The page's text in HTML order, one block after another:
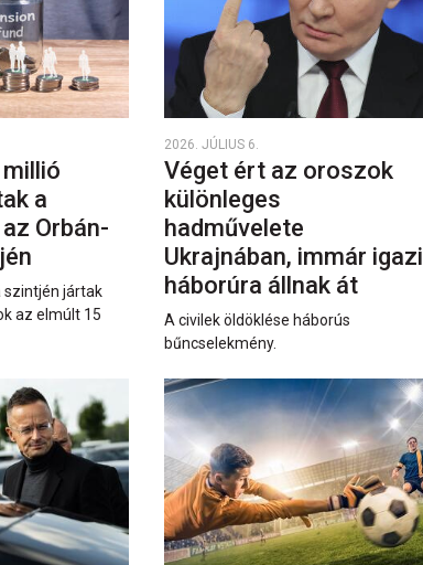
a
Orbán-
szintjén jártak
az elmúlt 15
2026. JÚLIUS 6.
Véget ért az oroszok
különleges
hadművelete
Ukrajnában, immár igazi
háborúra állnak át
A civilek öldöklése háborús
bűncselekmény.